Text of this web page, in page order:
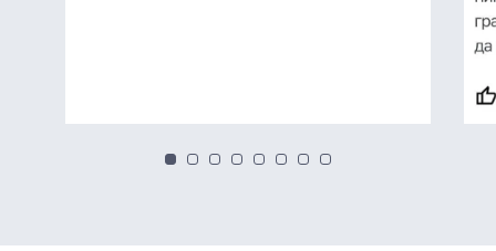
1 2 3 4 5 6 7 8